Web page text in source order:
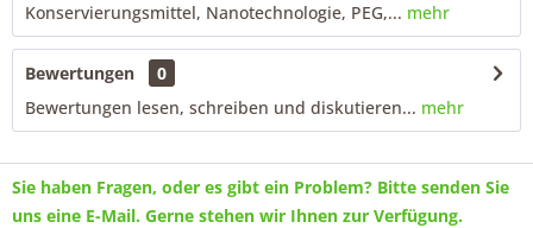
Konservierungsmittel, Nanotechnologie, PEG,... mehr
Bewertungen
0
Bewertungen lesen, schreiben und diskutieren... mehr
Sie haben Fragen, oder es gibt ein Problem? Bitte senden Sie
uns eine E-Mail. Gerne stehen wir Ihnen zur Verfügung.